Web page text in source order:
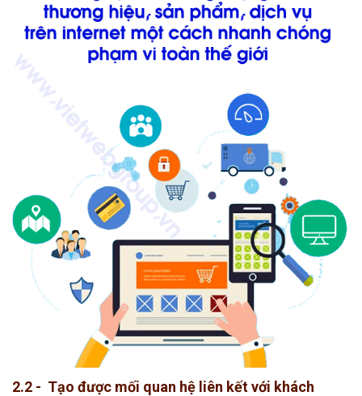
2.2 - Tạo được mối quan hệ liên kết với khách